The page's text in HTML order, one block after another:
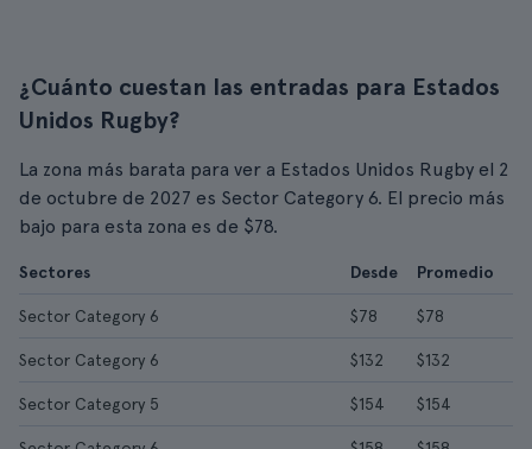
¿Cuánto cuestan las entradas para Estados
Unidos Rugby?
La zona más barata para ver a Estados Unidos Rugby el 2
de octubre de 2027 es Sector Category 6. El precio más
bajo para esta zona es de $78.
Sectores Desde Promedio
Sector Category 6 $78 $78
Sector Category 6 $132 $132
Sector Category 5 $154 $154